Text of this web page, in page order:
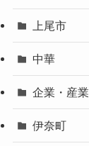
上尾市
中華
企業・産業
伊奈町